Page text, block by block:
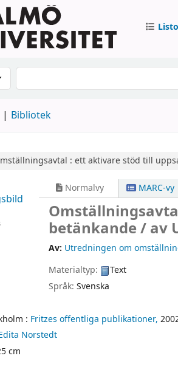
Sök i katalogen
Bibliotek
: ett aktivare stöd till
Normalvy MARC-vy
betänkande /av
Av: Utredningen om
Materialtyp:
Text
Språk:Svenska
: Fritzes offentliga publikationer,
Norstedt
cm